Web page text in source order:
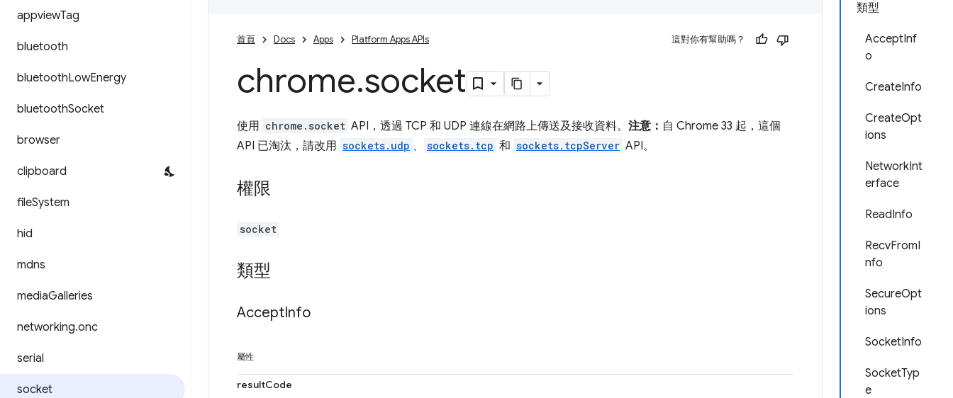
appviewTag
bluetooth
bluetoothLowEnergy
bluetoothSocket
browser
clipboard
fileSystem
hid
mdns
mediaGalleries
networking.onc
serial
socket
類型
AcceptInf
o
CreateInfo
CreateOpt
ions
NetworkInt
erface
ReadInfo
RecvFromI
nfo
SecureOpt
ions
SocketInfo
SocketTyp
e
首頁 Docs Apps Platform Apps APIs 這對你有幫助嗎？
chrome.socket
使用 chrome.socket API，透過 TCP 和 UDP 連線在網路上傳送及接收資料。 注意： 自 Chrome 33 起，這個
API 已淘汰，請改用 sockets.udp 、 sockets.tcp 和 sockets.tcpServer API。
權限
socket
類型
AcceptInfo
屬性
resultCode